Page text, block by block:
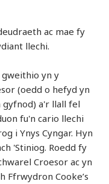
ac mae fy
llechi.
gweithio yn y
(oedd o hefyd yn
gyfnod) a'r llall fel
fu'n cario llechi
i Ynys Cyngar. Hyn
'Stiniog. Roedd fy
Croesor ac yn
Ffrwydron Cooke’s